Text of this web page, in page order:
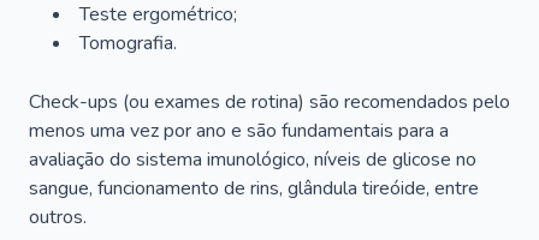
Teste ergométrico;
Tomografia.
Check-ups (ou exames de rotina) são recomendados pelo
menos uma vez por ano e são fundamentais para a
avaliação do sistema imunológico, níveis de glicose no
sangue, funcionamento de rins, glândula tireóide, entre
outros.